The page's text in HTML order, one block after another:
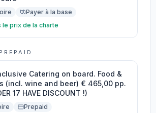
Payer à la base
le prix de la charte
Catering on board. Food &
(incl. wine and beer) € 465,00 pp.
17 HAVE DISCOUNT !)
Prepaid